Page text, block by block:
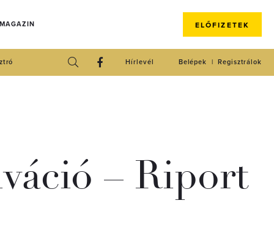
ELŐFIZETEK
Regisztrálok
Belépek
Hírlevél
– Riport